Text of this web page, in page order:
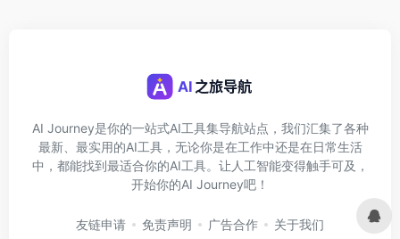
AI Journey是你的一站式AI工具集导航站点，我们汇集了各种
最新、最实用的AI工具，无论你是在工作中还是在日常生活
中，都能找到最适合你的AI工具。让人工智能变得触手可及，
开始你的AI Journey吧！
友链申请 免责声明 广告合作 关于我们